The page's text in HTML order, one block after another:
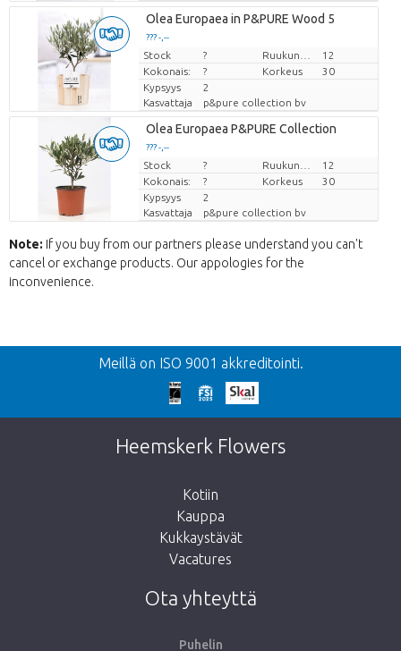
Olea Europaea in P&PURE Wood 5
??? -,--
Hinta per kappale
Stock ?
12
Kokonais:
? Korkeus
30
Kypsyys
2
Kasvattaja
p&pure collection bv
Olea Europaea P&PURE Collection
??? -,--
Hinta per kappale
Stock ?
12
Kokonais:
? Korkeus
30
Kypsyys
2
Kasvattaja
p&pure collection bv
Note: If you buy from our partners please understand you can't
cancel or exchange products. Our appologies for the
inconvenience.
Takaisin
Liian myöhäistä!
Valitettavasti tämä tuote on loppuunmyyty.
Vie minut takaisin kauppaan
Meillä on ISO 9001 akkreditointi.
Heemskerk Flowers
Kotiin
Kauppa
Kukkaystävät
Vacatures
Ota yhteyttä
Puhelin